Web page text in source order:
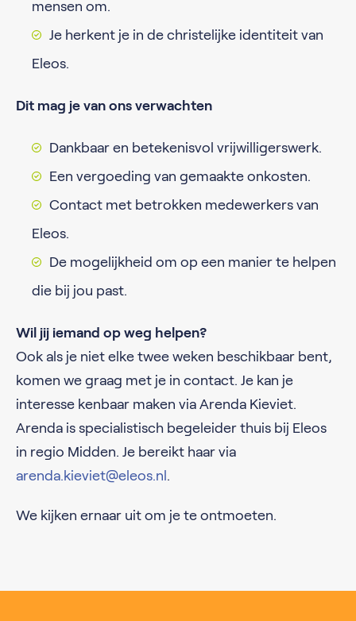
mensen om.
Je herkent je in de christelijke identiteit van
Eleos.
Dit mag je van ons verwachten
Dankbaar en betekenisvol vrijwilligerswerk.
Een vergoeding van gemaakte onkosten.
Contact met betrokken medewerkers van
Eleos.
De mogelijkheid om op een manier te helpen
die bij jou past.
Wil jij iemand op weg helpen?
Ook als je niet elke twee weken beschikbaar bent,
komen we graag met je in contact. Je kan je
interesse kenbaar maken via Arenda Kieviet.
Arenda is specialistisch begeleider thuis bij Eleos
in regio Midden. Je bereikt haar via
arenda.kieviet@eleos.nl.
We kijken ernaar uit om je te ontmoeten.